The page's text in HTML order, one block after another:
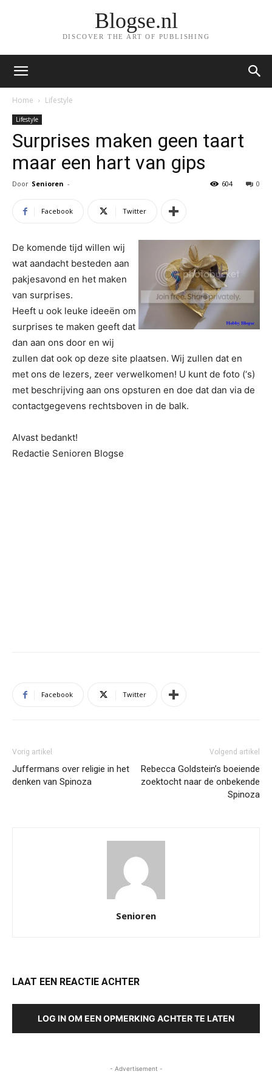
Blogse.nl
DISCOVER THE ART OF PUBLISHING
Home Lifestyle
Lifestyle
Surprises maken geen taart
maar een hart van gips
Door Senioren - 0
604
Facebook Twitter
De komende tijd willen wij
wat aandacht besteden aan
pakjesavond en het maken
van surprises.
Heeft u ook leuke ideeën om
surprises te maken geeft dat
dan aan ons door en wij
zullen dat ook op deze site plaatsen. Wij zullen dat en
met ons de lezers, zeer verwelkomen! U kunt de foto (‘s)
met beschrijving aan ons opsturen en doe dat dan via de
contactgegevens rechtsboven in de balk.
Alvast bedankt!
Redactie Senioren Blogse
Facebook Twitter
Vorig artikel
Juffermans over religie in het
denken van Spinoza
Volgend artikel
Rebecca Goldstein’s boeiende
zoektocht naar de onbekende
Spinoza
Senioren
LAAT EEN REACTIE ACHTER
LOG IN OM EEN OPMERKING ACHTER TE LATEN
- Advertisement -